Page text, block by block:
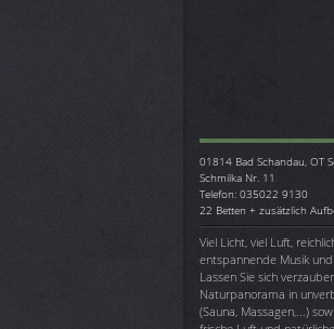
01814 Bad Schandau, OT
Schmilka Nr. 11
Telefon: 035022 9130
22 Betten + zusätzlich
Viel Licht, viel Luft,
entspannende Musik
Lassen Sie sich
Naturpanorama in
(Sauna, Massagen,...)